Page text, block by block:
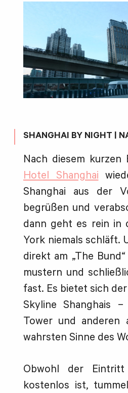
SHANGHAI BY NIGHT |
Nach diesem kurzen
Hotel Shanghai
Shanghai aus der
begrüßen und
dann geht es rein in
York niemals schläft.
direkt am „The
mustern und
fast. Es bietet sich
Skyline Shanghais
Tower und anderen
wahrsten Sinne des
Obwohl der
kostenlos ist,